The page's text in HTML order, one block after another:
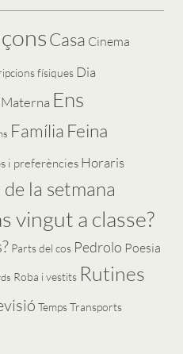
Casa Cinema
físiques Dia
Ens
Família Feina
i preferències Horaris
de la setmana
vingut a classe?
Parts del cos Pedrolo Poesia
Roba i vestits Rutines
TempsTransports